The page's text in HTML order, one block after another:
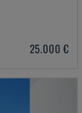
25.000 €